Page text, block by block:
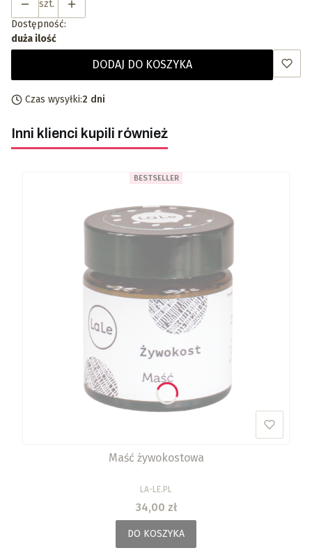
szt.
Dostępność:
duża ilość
DODAJ DO KOSZYKA
Czas wysyłki:2 dni
Inni klienci kupili również
BESTSELLER
Maść żywokostowa
PRODUCENT
LA-LE.PL
Cena
34,00 zł
DO KOSZYKA